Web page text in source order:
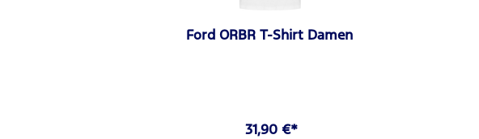
Ford ORBR T-Shirt Damen
31,90 €*